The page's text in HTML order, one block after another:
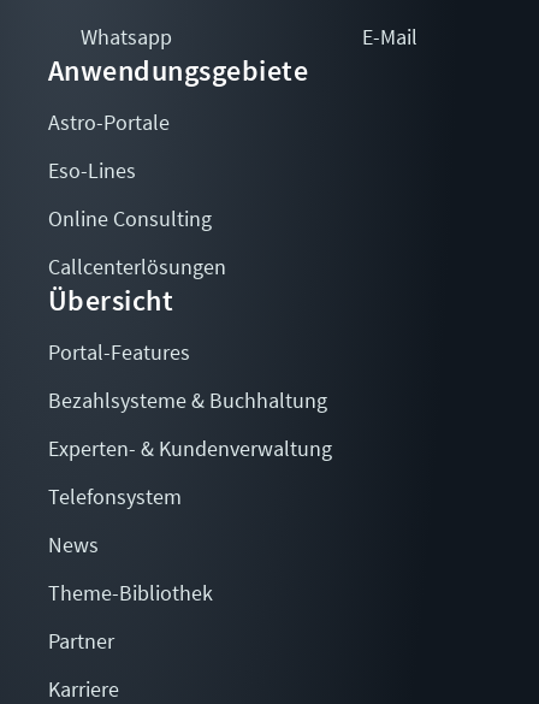
Whatsapp E-Mail
Anwendungsgebiete
Astro-Portale
Eso-Lines
Online Consulting
Callcenterlösungen
Übersicht
Portal-Features
Bezahlsysteme & Buchhaltung
Experten- & Kundenverwaltung
Telefonsystem
News
Theme-Bibliothek
Partner
Karriere